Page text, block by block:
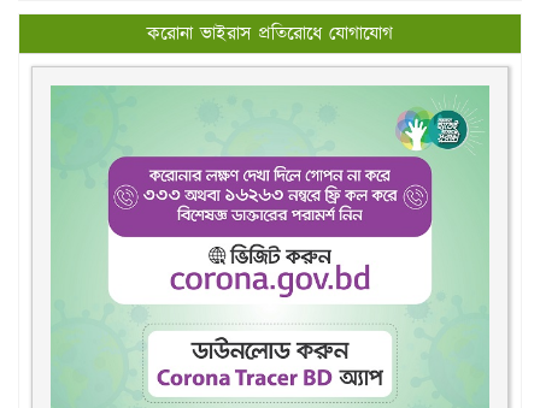
করোনা ভাইরাস প্রতিরোধে যোগাযোগ